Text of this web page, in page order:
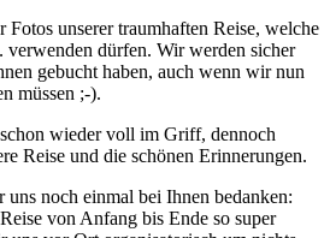
Fotos unserer traumhaften Reise, welche
verwenden dürfen. Wir werden sicher
gebucht haben, auch wenn wir nun
müssen ;-).
wieder voll im Griff, dennoch
Reise und die schönen Erinnerungen.
noch einmal bei Ihnen bedanken:
von Anfang bis Ende so super